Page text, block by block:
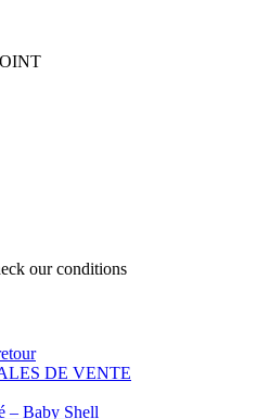
our conditions
DE VENTE
– Baby Shell